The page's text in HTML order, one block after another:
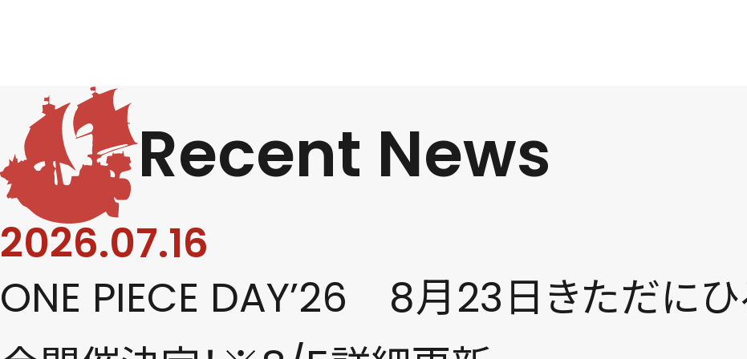
Recent News
2026.07.16
ONE PIECE DAY’26 8月23日きただに